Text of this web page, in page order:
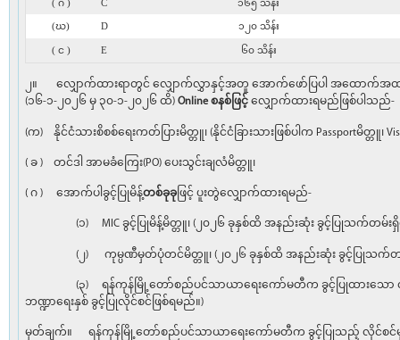
( ဂ ) C ၁၆၅ သိန်း
(ဃ) D ၁၂၀ သိန်း
( င ) E ၆၀ သိန်း
၂။ လျှောက်ထားရာတွင် လျှောက်လွှာနှင့်အတူ အောက်ဖော်ပြပါ အထောက်အထားမ
(၁၆-၁-၂၀၂၆ မှ ၃၀-၁-၂၀၂၆ ထိ)Online စနစ်ဖြင့် လျှောက်ထားရမည်ဖြစ်ပါသည်-
(က) နိုင်ငံသားစိစစ်ရေးကတ်ပြားမိတ္တူ၊ (နိုင်ငံခြားသားဖြစ်ပါက Passportမိတ္
( ခ ) တင်ဒါ အာမခံကြေး(PO) ပေးသွင်းချလံမိတ္တူ၊
( ဂ ) အောက်ပါခွင့်ပြုမိန့်တစ်ခုခု ဖြင့် ပူးတွဲလျှောက်ထားရမည်-
(၁) MIC ခွင့်ပြုမိန့်မိတ္တူ၊ (၂၀၂၆ ခုနှစ်ထိ အနည်းဆုံး ခွင့်ပြုသက်တမ်းရှိ
(၂) ကုမ္ပဏီမှတ်ပုံတင်မိတ္တူ၊ (၂၀၂၆ ခုနှစ်ထိ အနည်းဆုံး ခွင့်ပြုသက်တမ်း
(၃) ရန်ကုန်မြို့တော်စည်ပင်သာယာရေးကော်မတီက ခွင့်ပြုထားသော လုပ်င
ဘဏ္ဍာရေးနှစ် ခွင့်ပြုလိုင်စင်ဖြစ်ရမည်။)
မှတ်ချက်။ ရန်ကုန်မြို့တော်စည်ပင်သာယာရေးကော်မတီက ခွင့်ပြုသည့် လိုင်စင်